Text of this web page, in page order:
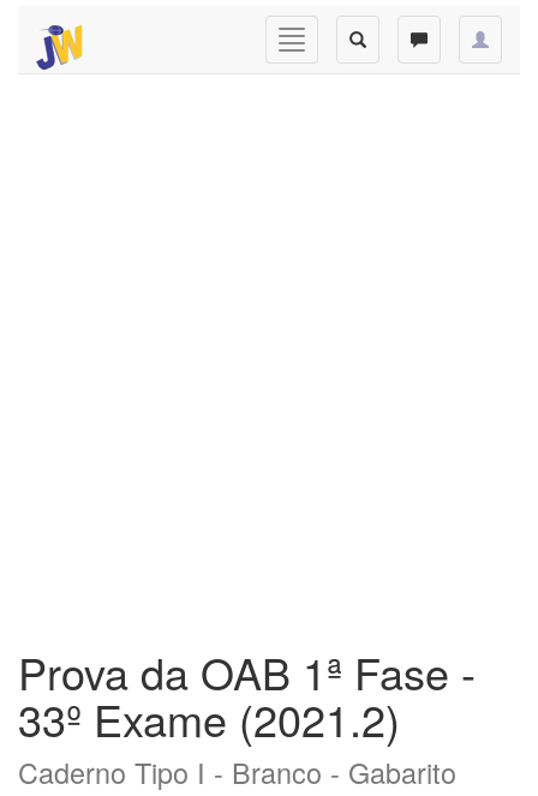
Prova da OAB 1ª Fase -
33º Exame (2021.2)
Caderno Tipo I - Branco - Gabarito